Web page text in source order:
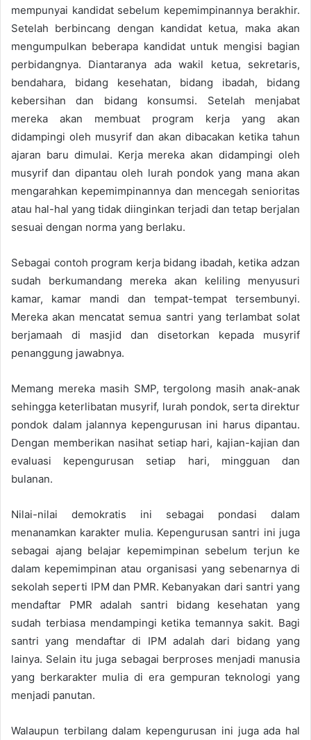
mempunyai kandidat sebelum kepemimpinannya berakhir.
Setelah berbincang dengan kandidat ketua, maka akan
mengumpulkan beberapa kandidat untuk mengisi bagian
perbidangnya. Diantaranya ada wakil ketua, sekretaris,
bendahara, bidang kesehatan, bidang ibadah, bidang
kebersihan dan bidang konsumsi. Setelah menjabat
mereka akan membuat program kerja yang akan
didampingi oleh musyrif dan akan dibacakan ketika tahun
ajaran baru dimulai. Kerja mereka akan didampingi oleh
musyrif dan dipantau oleh lurah pondok yang mana akan
mengarahkan kepemimpinannya dan mencegah senioritas
atau hal-hal yang tidak diinginkan terjadi dan tetap berjalan
sesuai dengan norma yang berlaku.
Sebagai contoh program kerja bidang ibadah, ketika adzan
sudah berkumandang mereka akan keliling menyusuri
kamar, kamar mandi dan tempat-tempat tersembunyi.
Mereka akan mencatat semua santri yang terlambat solat
berjamaah di masjid dan disetorkan kepada musyrif
penanggung jawabnya.
Memang mereka masih SMP, tergolong masih anak-anak
sehingga keterlibatan musyrif, lurah pondok, serta direktur
pondok dalam jalannya kepengurusan ini harus dipantau.
Dengan memberikan nasihat setiap hari, kajian-kajian dan
evaluasi kepengurusan setiap hari, mingguan dan
bulanan.
Nilai-nilai demokratis ini sebagai pondasi dalam
menanamkan karakter mulia. Kepengurusan santri ini juga
sebagai ajang belajar kepemimpinan sebelum terjun ke
dalam kepemimpinan atau organisasi yang sebenarnya di
sekolah seperti IPM dan PMR. Kebanyakan dari santri yang
mendaftar PMR adalah santri bidang kesehatan yang
sudah terbiasa mendampingi ketika temannya sakit. Bagi
santri yang mendaftar di IPM adalah dari bidang yang
lainya. Selain itu juga sebagai berproses menjadi manusia
yang berkarakter mulia di era gempuran teknologi yang
menjadi panutan.
Walaupun terbilang dalam kepengurusan ini juga ada hal